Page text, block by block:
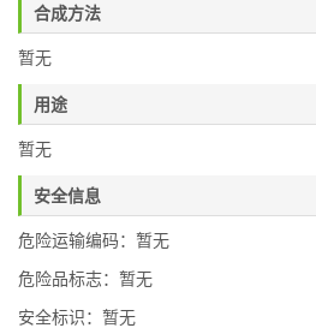
合成方法
暂无
用途
暂无
安全信息
危险运输编码：暂无
危险品标志：暂无
安全标识：暂无